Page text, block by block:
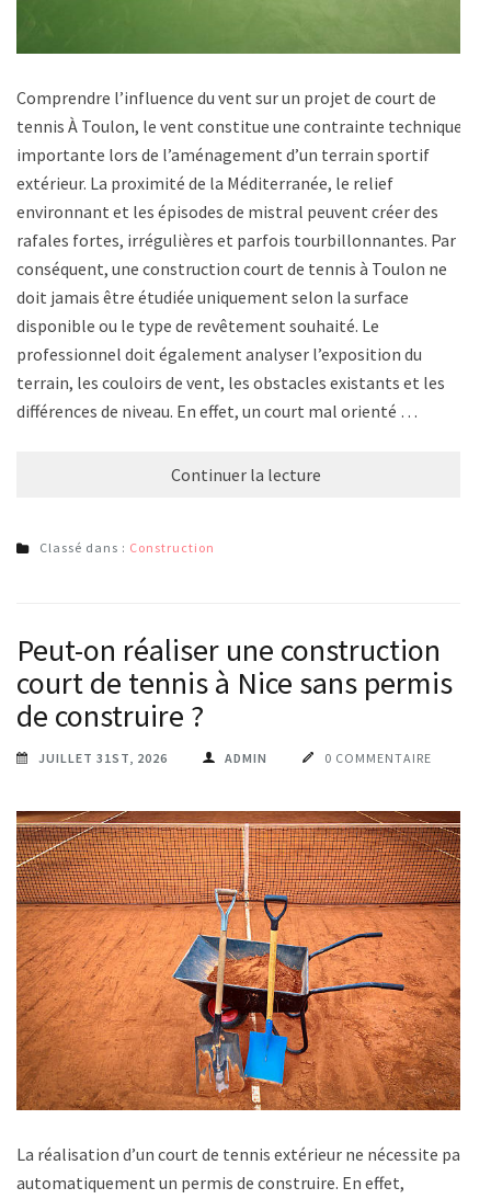
Comprendre l’influence du vent sur un projet de court de
tennis À Toulon, le vent constitue une contrainte technique
importante lors de l’aménagement d’un terrain sportif
extérieur. La proximité de la Méditerranée, le relief
environnant et les épisodes de mistral peuvent créer des
rafales fortes, irrégulières et parfois tourbillonnantes. Par
conséquent, une construction court de tennis à Toulon ne
doit jamais être étudiée uniquement selon la surface
disponible ou le type de revêtement souhaité. Le
professionnel doit également analyser l’exposition du
terrain, les couloirs de vent, les obstacles existants et les
différences de niveau. En effet, un court mal orienté …
Continuer la lecture
Classé dans : Construction
Peut-on réaliser une construction
court de tennis à Nice sans permis
de construire ?
JUILLET 31ST, 2026 ADMIN 0 COMMENTAIRE
La réalisation d’un court de tennis extérieur ne nécessite pas
automatiquement un permis de construire. En effet,